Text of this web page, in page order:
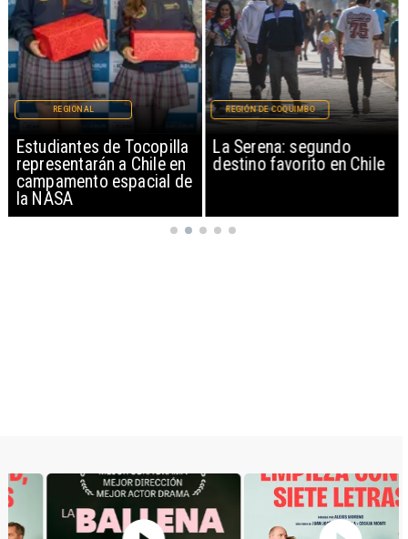
Estudiantes de Tocopilla
representarán a Chile en
campamento espacial de
la NASA
REGIONAL
La Serena: segundo
destino favorito en Chile
REGIÓN DE COQUIMBO